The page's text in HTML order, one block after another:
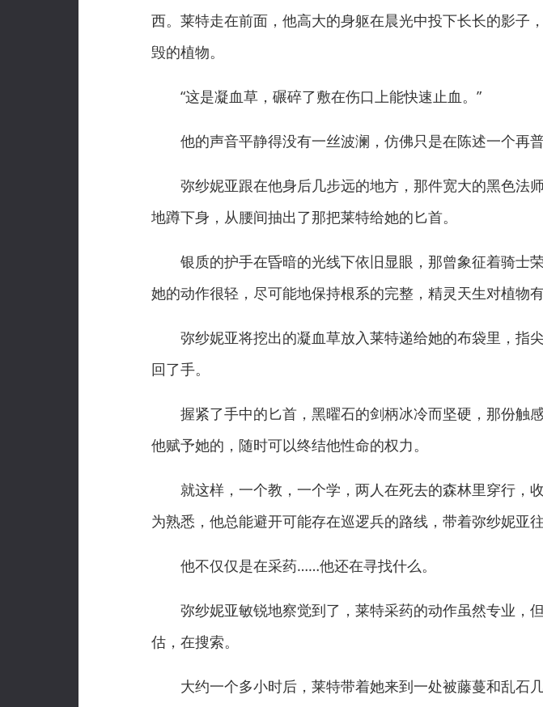
西。莱特走在前面，他高大的身躯在晨光中投下长长的影子
毁的植物。
“这是凝血草，碾碎了敷在伤口上能快速止血。”
他的声音平静得没有一丝波澜，仿佛只是在陈述一个再普
弥纱妮亚跟在他身后几步远的地方，那件宽大的黑色法
地蹲下身，从腰间抽出了那把莱特给她的匕首。
银质的护手在昏暗的光线下依旧显眼，那曾象征着骑士荣
她的动作很轻，尽可能地保持根系的完整，精灵天生对植物
弥纱妮亚将挖出的凝血草放入莱特递给她的布袋里，指
回了手。
握紧了手中的匕首，黑曜石的剑柄冰冷而坚硬，那份触
他赋予她的，随时可以终结他性命的权力。
就这样，一个教，一个学，两人在死去的森林里穿行，
为熟悉，他总能避开可能存在巡逻兵的路线，带着弥纱妮亚
他不仅仅是在采药……他还在寻找什么。
弥纱妮亚敏锐地察觉到了，莱特采药的动作虽然专业，
估，在搜索。
大约一个多小时后，莱特带着她来到一处被藤蔓和乱石